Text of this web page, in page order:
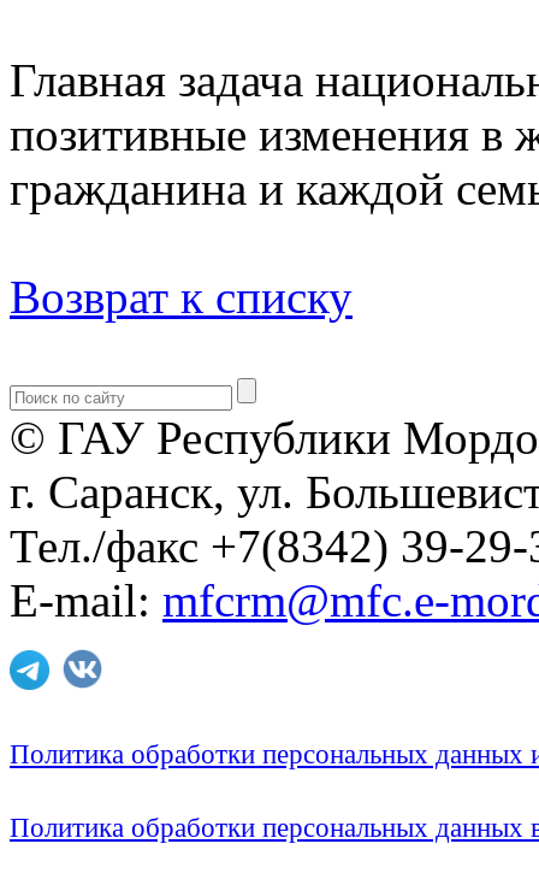
Главная задача
позитивные изменения в
гражданина и каждой
Возврат к списку
© ГАУ Республики
г. Саранск, ул.
Тел./факс +7(8342) 39-29-
E-mail: mfcrm@mfc.e-
Политика обработки персональных
Политика обработки персональных